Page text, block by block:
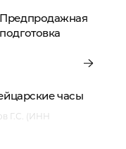
Предпродажная
подготовка
часы
Г.С. (ИНН